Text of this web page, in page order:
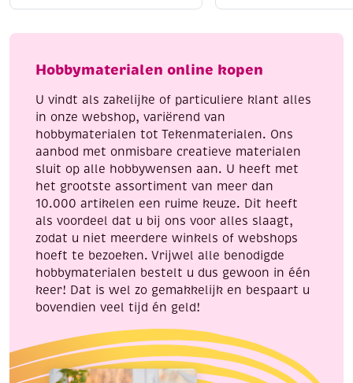
1
2
Hobbymaterialen online kopen
U vindt als zakelijke of particuliere klant alles
in onze webshop, variërend van
hobbymaterialen tot Tekenmaterialen. Ons
aanbod met onmisbare creatieve materialen
sluit op alle hobbywensen aan. U heeft met
het grootste assortiment van meer dan
10.000 artikelen een ruime keuze. Dit heeft
als voordeel dat u bij ons voor alles slaagt,
zodat u niet meerdere winkels of webshops
hoeft te bezoeken. Vrijwel alle benodigde
hobbymaterialen bestelt u dus gewoon in één
keer! Dat is wel zo gemakkelijk en bespaart u
bovendien veel tijd én geld!